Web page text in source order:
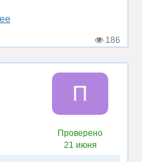
186
П
Проверено
21 июня